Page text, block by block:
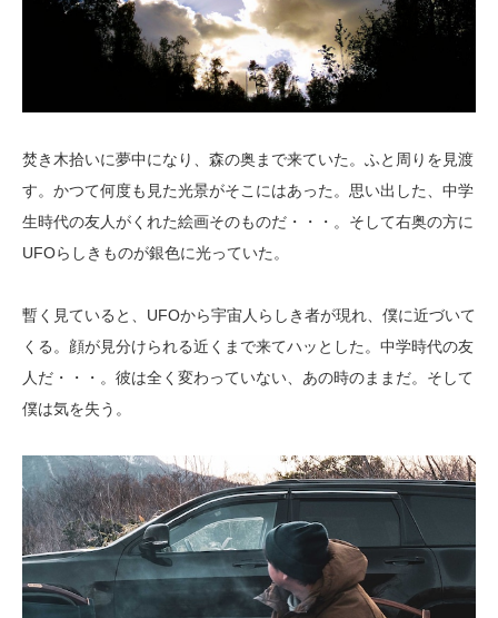
焚き木拾いに夢中になり、森の奥まで来ていた。ふと周りを見渡
す。かつて何度も見た光景がそこにはあった。思い出した、中学
生時代の友人がくれた絵画そのものだ・・・。そして右奥の方に
UFOらしきものが銀色に光っていた。
暫く見ていると、UFOから宇宙人らしき者が現れ、僕に近づいて
くる。顔が見分けられる近くまで来てハッとした。中学時代の友
人だ・・・。彼は全く変わっていない、あの時のままだ。そして
僕は気を失う。